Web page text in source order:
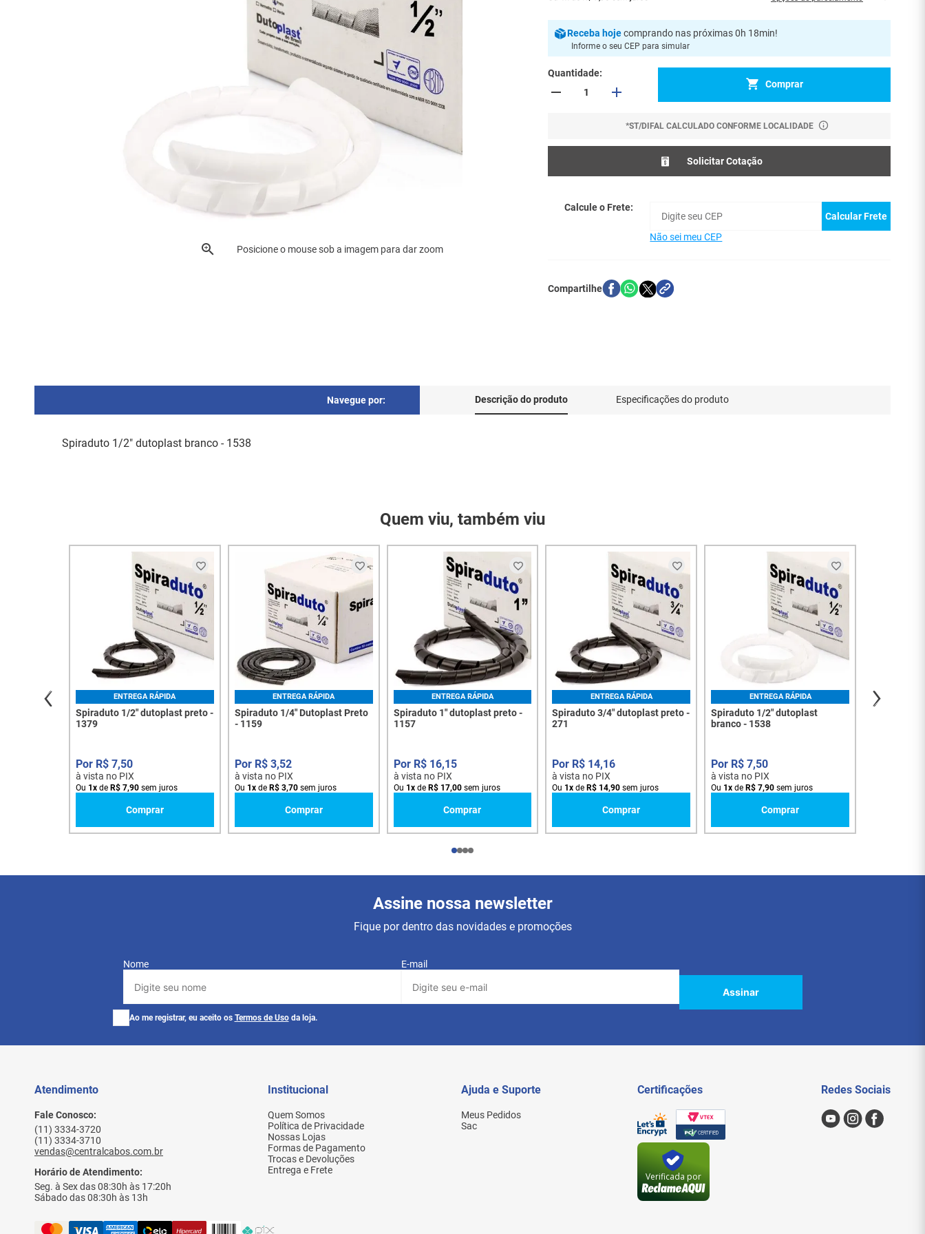
Posicione o mouse sob a imagem para dar zoom
Receba hoje comprando nas próximas 0h 18min!
Informe o seu CEP para simular
Quantidade
Comprar
*ST/DIFAL CALCULADO CONFORME LOCALIDADE
Solicitar Cotação
Calcule o Frete:
Calcular Frete
Não sei meu CEP
Navegue por: Descrição do produto Especificações do produto
Spiraduto 1/2" dutoplast branco - 1538
Quem viu, também viu
ENTREGA RÁPIDA
Spiraduto 1/2" dutoplast preto -
1379
R$ 7,50
à vista no PIX
Ou 1x de R$ 7,90 sem juros
Comprar
ENTREGA RÁPIDA
Spiraduto 1/4" Dutoplast Preto
- 1159
R$ 3,52
à vista no PIX
Ou 1xde R$ 3,70sem juros
Comprar
ENTREGA RÁPIDA
Spiraduto 1" dutoplast preto -
1157
R$ 16,15
à vista no PIX
Ou 1xde R$ 17,00sem juros
Comprar
ENTREGA RÁPIDA
Spiraduto 3/4" dutoplast preto -
271
R$ 14,16
à vista no PIX
Ou 1x deR$ 14,90 sem juros
Comprar
ENTREGA RÁPIDA
Spiraduto 1/2" dutoplast
branco - 1538
R$ 7,50
à vista no PIX
Ou 1x deR$ 7,90 sem juros
Comprar
Assine nossa newsletter
Fique por dentro das novidades e promoções
Nome E-mail
Assinar
Ao me registrar, eu aceito os Termos de Uso da loja.
Atendimento
Fale Conosco:
(11) 3334-3720
(11) 3334-3710
vendas@centralcabos.com.br
Horário de Atendimento:
Seg. à Sex das 08:30h às 17:20h
Sábado das 08:30h às 13h
Institucional
Quem Somos
Política de Privacidade
Nossas Lojas
Formas de Pagamento
Trocas e Devoluções
Entrega e Frete
Ajuda e Suporte
Meus Pedidos
Sac
Certificações
Verificada por
Redes Sociais